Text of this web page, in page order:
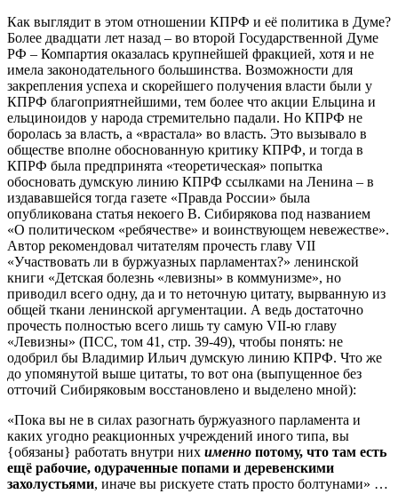
Как выглядит в этом отношении КПРФ и её политика в Думе?
Более двадцати лет назад – во второй Государственной Думе
РФ – Компартия оказалась крупнейшей фракцией, хотя и не
имела законодательного большинства. Возможности для
закрепления успеха и скорейшего получения власти были у
КПРФ благоприятнейшими, тем более что акции Ельцина и
ельциноидов у народа стремительно падали. Но КПРФ не
боролась за власть, а «врастала» во власть. Это вызывало в
обществе вполне обоснованную критику КПРФ, и тогда в
КПРФ была предпринята «теоретическая» попытка
обосновать думскую линию КПРФ ссылками на Ленина – в
издававшейся тогда газете «Правда России» была
опубликована статья некоего В. Сибирякова под названием
«О политическом «ребячестве» и воинствующем невежестве».
Автор рекомендовал читателям прочесть главу VII
«Участвовать ли в буржуазных парламентах?» ленинской
книги «Детская болезнь «левизны» в коммунизме», но
приводил всего одну, да и то неточную цитату, вырванную из
общей ткани ленинской аргументации. А ведь достаточно
прочесть полностью всего лишь ту самую VII-ю главу
«Левизны» (ПСС, том 41, стр. 39-49), чтобы понять: не
одобрил бы Владимир Ильич думскую линию КПРФ. Что же
до упомянутой выше цитаты, то вот она (выпущенное без
отточий Сибиряковым восстановлено и выделено мной):
«Пока вы не в силах разогнать буржуазного парламента и
каких угодно реакционных учреждений иного типа, вы
{обязаны} работать внутри них именно потому, что там есть
ещё рабочие, одураченные попами и деревенскими
захолустьями, иначе вы рискуете стать просто болтунами» …